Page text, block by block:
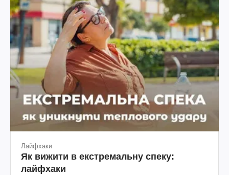
Лайфхаки
Як вижити в екстремальну спеку:
лайфхаки